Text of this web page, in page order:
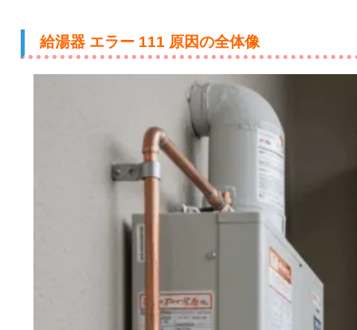
給湯器 エラー 111 原因の全体像